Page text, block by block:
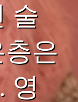
술
은
영